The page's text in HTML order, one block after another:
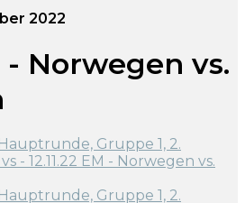
2022
- Norwegen vs.